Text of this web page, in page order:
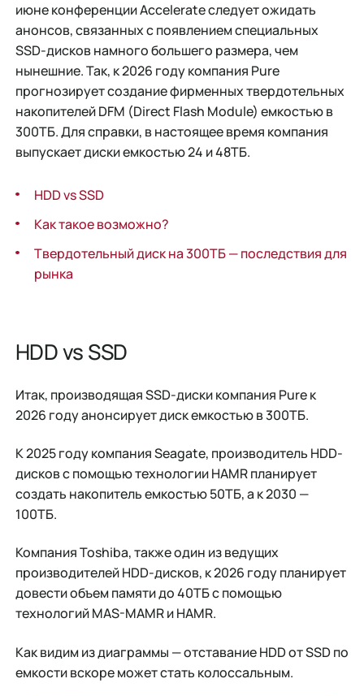
июне конференции Accelerate следует ожидать
анонсов, связанных с появлением специальных
SSD-дисков намного большего размера, чем
нынешние. Так, к 2026 году компания Pure
прогнозирует создание фирменных твердотельных
накопителей DFM (Direct Flash Module) емкостью в
300ТБ. Для справки, в настоящее время компания
выпускает диски емкостью 24 и 48ТБ.
HDD vs SSD
Как такое возможно?
Твердотельный диск на 300ТБ — последствия для
рынка
HDD vs SSD
Итак, производящая SSD-диски компания Pure к
2026 году анонсирует диск емкостью в 300ТБ.
К 2025 году компания Seagate, производитель HDD-
дисков с помощью технологии HAMR планирует
создать накопитель емкостью 50ТБ, а к 2030 —
100ТБ.
Компания Toshiba, также один из ведущих
производителей HDD-дисков, к 2026 году планирует
довести объем памяти до 40ТБ с помощью
технологий MAS-MAMR и HAMR.
Как видим из диаграммы — отставание HDD от SSD по
емкости вскоре может стать колоссальным.